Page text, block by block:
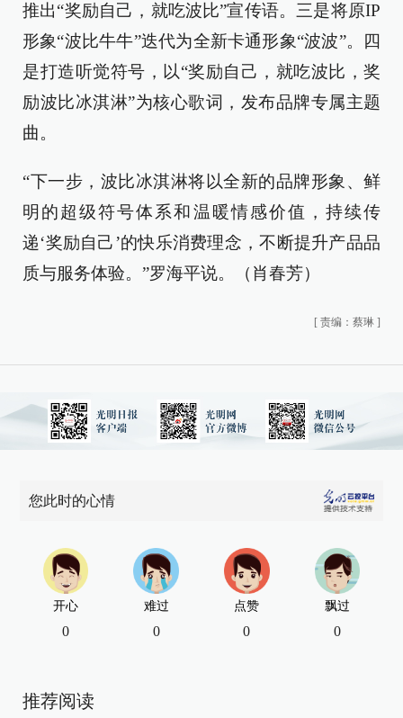
推出“奖励自己，就吃波比”宣传语。三是将原IP
形象“波比牛牛”迭代为全新卡通形象“波波”。四
是打造听觉符号，以“奖励自己，就吃波比，奖
励波比冰淇淋”为核心歌词，发布品牌专属主题
曲。
“下一步，波比冰淇淋将以全新的品牌形象、鲜
明的超级符号体系和温暖情感价值，持续传
递‘奖励自己’的快乐消费理念，不断提升产品品
质与服务体验。”罗海平说。（肖春芳）
[ 责编：蔡琳 ]
您此时的心情
开心
0
难过
0
点赞
0
飘过
0
推荐阅读